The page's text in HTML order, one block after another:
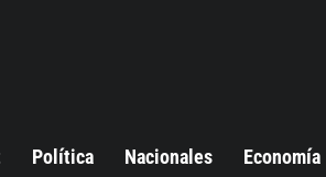
Política Nacionales Economía